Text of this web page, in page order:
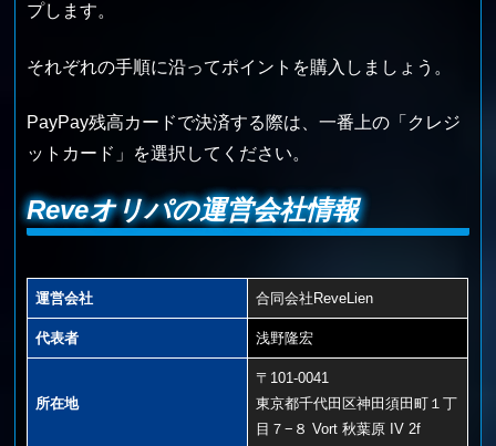
プします。
それぞれの手順に沿ってポイントを購入しましょう。
PayPay残高カードで決済する際は、一番上の「クレジ
ットカード」を選択してください。
Reveオリパの運営会社情報
運営会社 合同会社ReveLien
代表者 浅野隆宏
所在地
〒101-0041
東京都千代田区神田須田町１丁
目７−８ Vort 秋葉原 IV 2f